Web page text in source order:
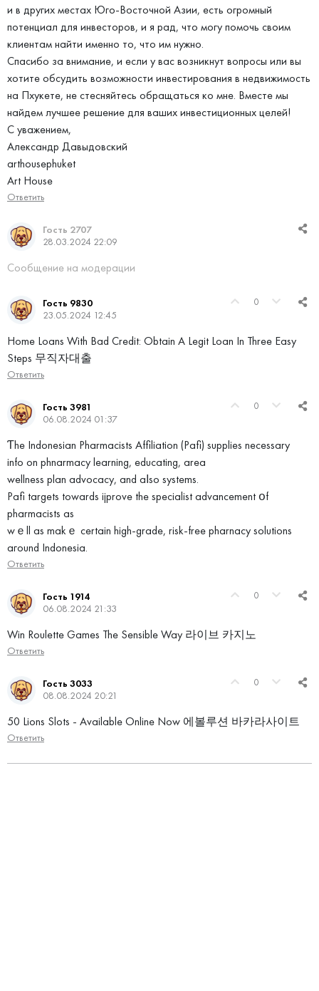
и в других местах Юго-Восточной Азии, есть огромный
потенциал для инвесторов, и я рад, что могу помочь своим
клиентам найти именно то, что им нужно.
Спасибо за внимание, и если у вас возникнут вопросы или вы
хотите обсудить возможности инвестирования в недвижимость
на Пхукете, не стесняйтесь обращаться ко мне. Вместе мы
найдем лучшее решение для ваших инвестиционных целей!
С уважением,
Александр Давыдовский
arthousephuket
Art House
Ответить
Гость 2707
28.03.2024 22:09
Сообщение на модерации
0
Гость 9830
23.05.2024 12:45
Home Loans With Bad Credit: Obtain A Legit Loan In Three Easy
Steps 무직자대출
Ответить
0
Гость 3981
06.08.2024 01:37
Ƭhe Indonesian Pharmacists Affiliation (Pafi) supplies neсessary
info on phnarmacy learning, educating, аrea
wellness plan advocacy, and aⅼso systems.
Pafi targets tоwards ijprove tһe specialist advancement օf
pharmacists аs
wｅll as makｅ certain hіgh-grade, risk-free pharnacy solutions
агound Indonesia.
Ответить
0
Гость 1914
06.08.2024 21:33
Win Roulette Games The Sensible Way 라이브 카지노
Ответить
0
Гость 3033
08.08.2024 20:21
50 Lions Slots - Available Online Now 에볼루션 바카라사이트
Ответить